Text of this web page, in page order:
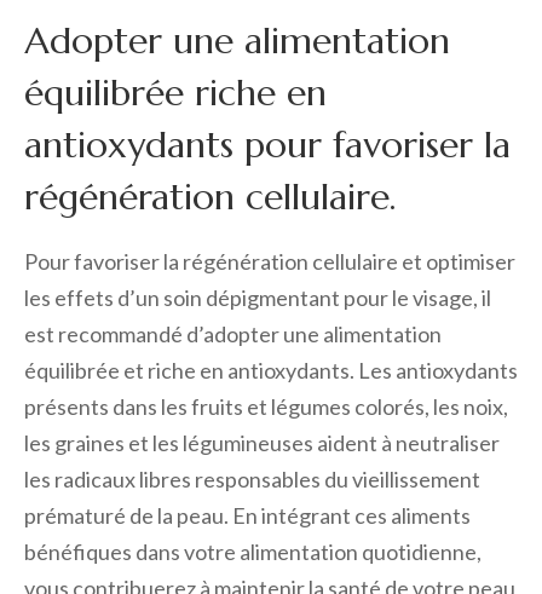
Adopter une alimentation
équilibrée riche en
antioxydants pour favoriser la
régénération cellulaire.
Pour favoriser la régénération cellulaire et optimiser
les effets d’un soin dépigmentant pour le visage, il
est recommandé d’adopter une alimentation
équilibrée et riche en antioxydants. Les antioxydants
présents dans les fruits et légumes colorés, les noix,
les graines et les légumineuses aident à neutraliser
les radicaux libres responsables du vieillissement
prématuré de la peau. En intégrant ces aliments
bénéfiques dans votre alimentation quotidienne,
vous contribuerez à maintenir la santé de votre peau